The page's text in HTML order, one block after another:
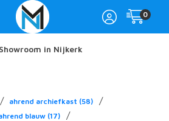
0
Showroom in Nijkerk
/ ahrend archiefkast (58) /
blauw (17) /